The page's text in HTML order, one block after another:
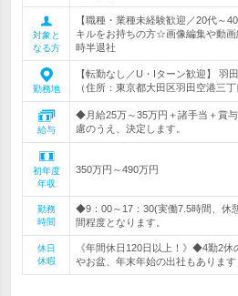
対象と
なる方
【職種・業種未経験歓迎／20代～
キルをお持ちの方☆画像編集や動
時半退社
勤務地
【転勤なし／U・Iターン歓迎】 羽
（住所：東京都大田区羽田空港三丁
給与
◆月給25万～35万円＋諸手当＋賞
慮のうえ、決定します。
初年度
年収
350万円～490万円
勤務
時間
◆9：00～17：30(実働7.5時間、休
間程度となります。
休日
休暇
《年間休日120日以上！》◆4勤2
やお盆、年末年始の出社もありま